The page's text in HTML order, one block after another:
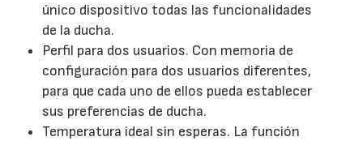
único dispositivo todas las funcionalidades
de la ducha.
Perfil para dos usuarios. Con memoria de
configuración para dos usuarios diferentes,
para que cada uno de ellos pueda establecer
sus preferencias de ducha.
Temperatura ideal sin esperas. La función